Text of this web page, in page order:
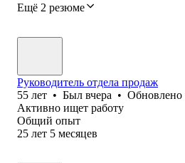
Ещё 2 резюме
Руководитель отдела продаж
55 лет • Был вчера • Обновлено
Активно ищет работу
Общий опыт
25 лет 5 месяцев